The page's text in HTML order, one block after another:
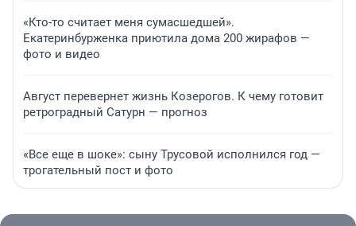
«Кто-то считает меня сумасшедшей».
Екатеринбурженка приютила дома 200 жирафов —
фото и видео
Август перевернет жизнь Козерогов. К чему готовит
ретроградный Сатурн — прогноз
«Все еще в шоке»: сыну Трусовой исполнился год —
трогательный пост и фото